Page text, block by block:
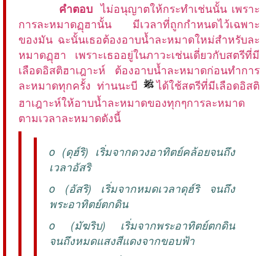
คำตอบ ไม่อนุญาตให้กระทำเช่นนั้น เพราะ
การละหมาดฏุฮานั้น มีเวลาที่ถูกกำหนดไว้เฉพาะ
ของมัน ฉะนั้นเธอต้องอาบน้ำละหมาดใหม่สำหรับละ
หมาดฏุฮา เพราะเธออยู่ในภาวะเช่นเดี่ยวกับสตรีที่มี
เลือดอิสติฮาเฎาะห์ ต้องอาบน้ำละหมาดก่อนทำการ
ละหมาดทุกครั้ง ท่านนะบี
ได้ใช้สตรีที่มีเลือดอิสติ
ฮาเฎาะห์ให้อาบน้ำละหมาดของทุกๆการละหมาด
ตามเวลาละหมาดดังนี้
o (ดุฮ์ริ) เริ่มจากดวงอาทิตย์คล้อยจนถึง
เวลาอัสริ
o (อัสริ) เริ่มจากหมดเวลาดุฮ์ริ จนถึง
พระอาทิตย์ตกดิน
o (มัฆริบ) เริ่มจากพระอาทิตย์ตกดิน
จนถึงหมดแสงสีแดงจากขอบฟ้า